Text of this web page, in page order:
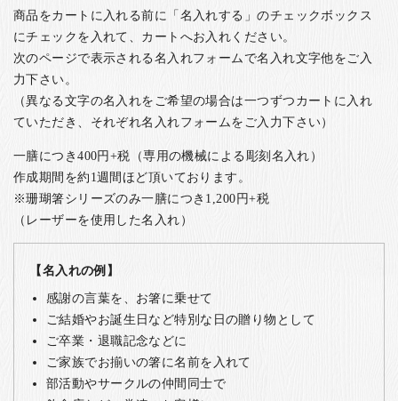
商品をカートに入れる前に「名入れする」のチェックボックス
にチェックを入れて、カートへお入れください。
次のページで表示される名入れフォームで名入れ文字他をご入
力下さい。
（異なる文字の名入れをご希望の場合は一つずつカートに入れ
ていただき、それぞれ名入れフォームをご入力下さい）
一膳につき400円+税（専用の機械による彫刻名入れ）
作成期間を約1週間ほど頂いております。
※珊瑚箸シリーズのみ一膳につき1,200円+税
（レーザーを使用した名入れ）
【名入れの例】
感謝の言葉を、お箸に乗せて
ご結婚やお誕生日など特別な日の贈り物として
ご卒業・退職記念などに
ご家族でお揃いの箸に名前を入れて
部活動やサークルの仲間同士で